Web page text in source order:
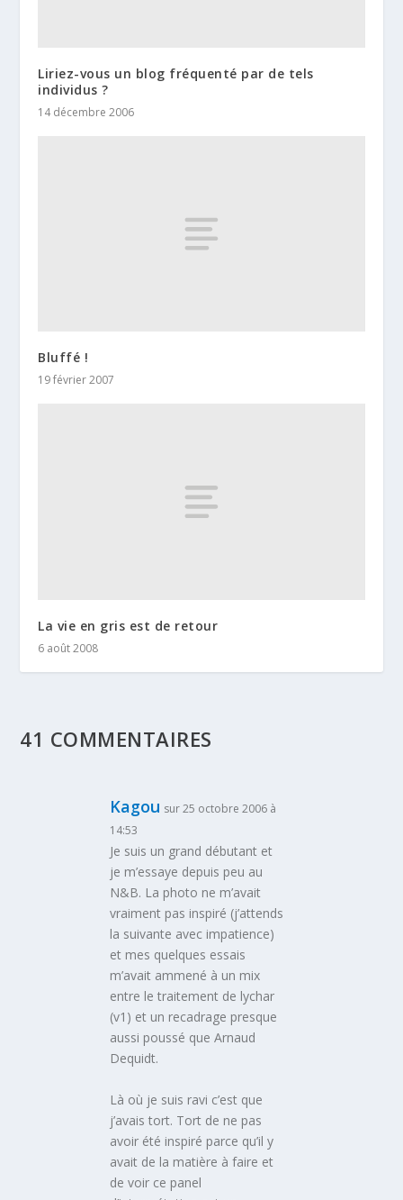
Liriez-vous un blog fréquenté par de tels
individus ?
14 décembre 2006
Bluffé !
19 février 2007
La vie en gris est de retour
6 août 2008
41 COMMENTAIRES
Kagou sur 25 octobre 2006 à
14:53
Je suis un grand débutant et
je m’essaye depuis peu au
N&B. La photo ne m’avait
vraiment pas inspiré (j’attends
la suivante avec impatience)
et mes quelques essais
m’avait ammené à un mix
entre le traitement de lychar
(v1) et un recadrage presque
aussi poussé que Arnaud
Dequidt.
Là où je suis ravi c’est que
j’avais tort. Tort de ne pas
avoir été inspiré parce qu’il y
avait de la matière à faire et
de voir ce panel